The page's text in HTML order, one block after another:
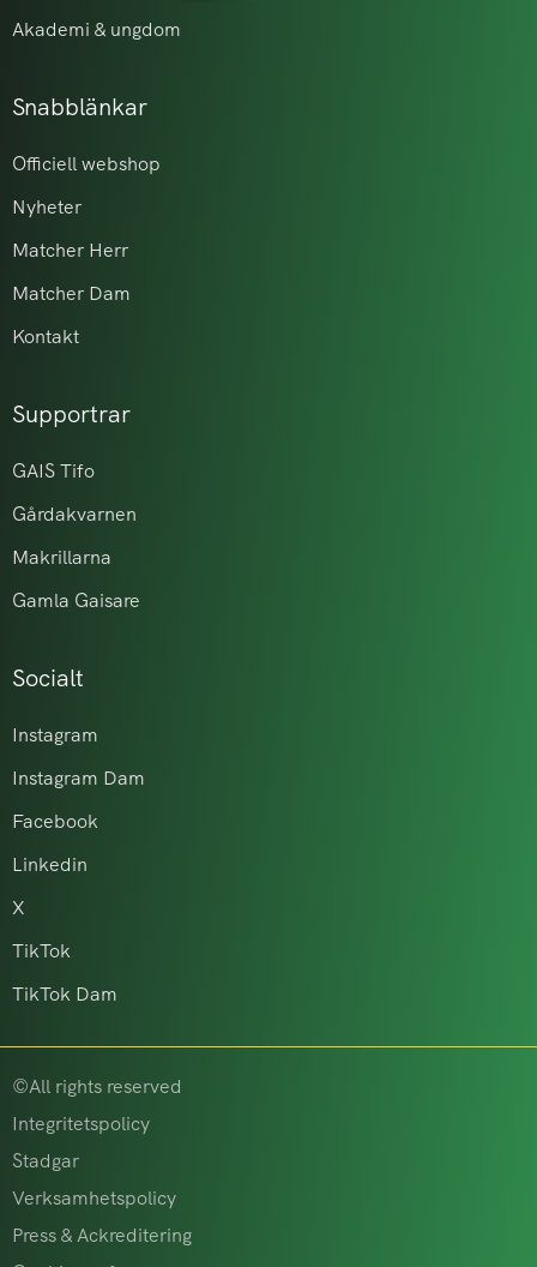
Akademi & ungdom
Snabblänkar
Officiell webshop
Nyheter
Matcher Herr
Matcher Dam
Kontakt
Supportrar
GAIS Tifo
Gårdakvarnen
Makrillarna
Gamla Gaisare
Socialt
Instagram
Instagram Dam
Facebook
Linkedin
X
TikTok
TikTok Dam
©All rights reserved
Integritetspolicy
Stadgar
Verksamhetspolicy
Press & Ackreditering